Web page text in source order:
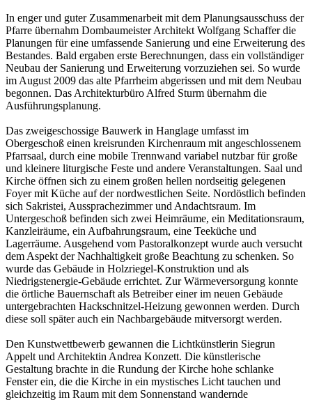
In enger und guter Zusammenarbeit mit dem Planungsausschuss der
Pfarre übernahm Dombaumeister Architekt Wolfgang Schaffer die
Planungen für eine umfassende Sanierung und eine Erweiterung des
Bestandes. Bald ergaben erste Berechnungen, dass ein vollständiger
Neubau der Sanierung und Erweiterung vorzuziehen sei. So wurde
im August 2009 das alte Pfarrheim abgerissen und mit dem Neubau
begonnen. Das Architekturbüro Alfred Sturm übernahm die
Ausführungsplanung.
Das zweigeschossige Bauwerk in Hanglage umfasst im
Obergeschoß einen kreisrunden Kirchenraum mit angeschlossenem
Pfarrsaal, durch eine mobile Trennwand variabel nutzbar für große
und kleinere liturgische Feste und andere Veranstaltungen. Saal und
Kirche öffnen sich zu einem großen hellen nordseitig gelegenen
Foyer mit Küche auf der nordwestlichen Seite. Nordöstlich befinden
sich Sakristei, Aussprachezimmer und Andachtsraum. Im
Untergeschoß befinden sich zwei Heimräume, ein Meditationsraum,
Kanzleiräume, ein Aufbahrungsraum, eine Teeküche und
Lagerräume. Ausgehend vom Pastoralkonzept wurde auch versucht
dem Aspekt der Nachhaltigkeit große Beachtung zu schenken. So
wurde das Gebäude in Holzriegel-Konstruktion und als
Niedrigstenergie-Gebäude errichtet. Zur Wärmeversorgung konnte
die örtliche Bauernschaft als Betreiber einer im neuen Gebäude
untergebrachten Hackschnitzel-Heizung gewonnen werden. Durch
diese soll später auch ein Nachbargebäude mitversorgt werden.
Den Kunstwettbewerb gewannen die Lichtkünstlerin Siegrun
Appelt und Architektin Andrea Konzett. Die künstlerische
Gestaltung brachte in die Rundung der Kirche hohe schlanke
Fenster ein, die die Kirche in ein mystisches Licht tauchen und
gleichzeitig im Raum mit dem Sonnenstand wandernde